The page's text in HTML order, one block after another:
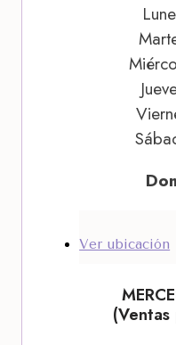
Ver ubicación